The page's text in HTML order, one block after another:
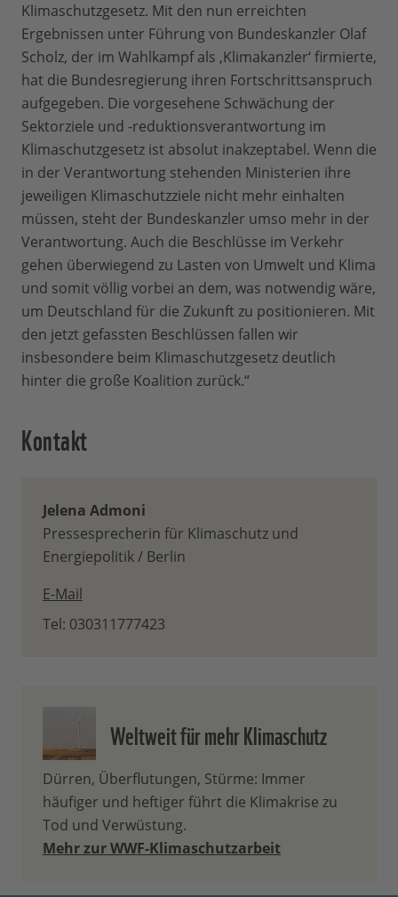
Klimaschutzgesetz. Mit den nun erreichten
Ergebnissen unter Führung von Bundeskanzler Olaf
Scholz, der im Wahlkampf als ‚Klimakanzler‘ firmierte,
hat die Bundesregierung ihren Fortschrittsanspruch
aufgegeben. Die vorgesehene Schwächung der
Sektorziele und -reduktionsverantwortung im
Klimaschutzgesetz ist absolut inakzeptabel. Wenn die
in der Verantwortung stehenden Ministerien ihre
jeweiligen Klimaschutzziele nicht mehr einhalten
müssen, steht der Bundeskanzler umso mehr in der
Verantwortung. Auch die Beschlüsse im Verkehr
gehen überwiegend zu Lasten von Umwelt und Klima
und somit völlig vorbei an dem, was notwendig wäre,
um Deutschland für die Zukunft zu positionieren. Mit
den jetzt gefassten Beschlüssen fallen wir
insbesondere beim Klimaschutzgesetz deutlich
hinter die große Koalition zurück.“
Kontakt
Jelena Admoni
Pressesprecherin für Klimaschutz und
Energiepolitik / Berlin
E-Mail
Tel: 030311777423
Weltweit für mehr Klimaschutz
Dürren, Überflutungen, Stürme: Immer
häufiger und heftiger führt die Klimakrise zu
Tod und Verwüstung.
Mehr zur WWF-Klimaschutzarbeit